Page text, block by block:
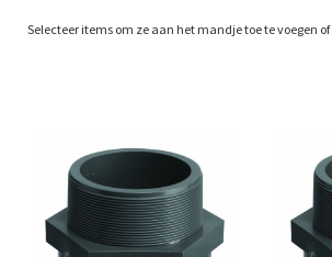
Selecteer items om ze aan het mandje toe te voegen of